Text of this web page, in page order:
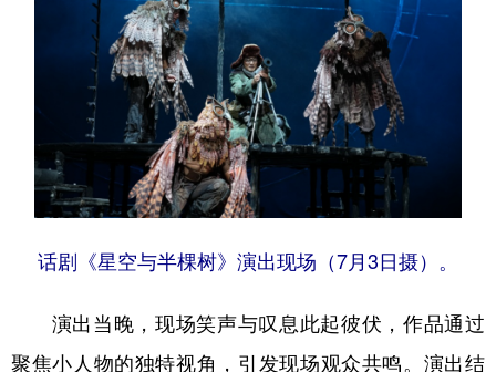
话剧《星空与半棵树》演出现场（7月3日摄）。
演出当晚，现场笑声与叹息此起彼伏，作品通过
聚焦小人物的独特视角，引发现场观众共鸣。演出结